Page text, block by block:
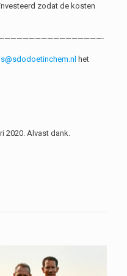
zodat de kosten
het
2020. Alvast dank.